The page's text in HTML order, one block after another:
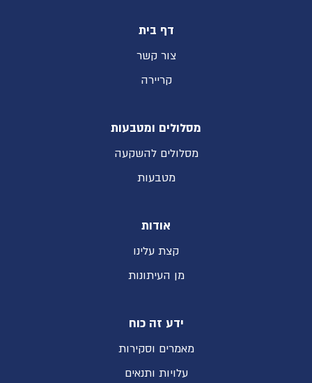
דף בית
צור קשר
קריירה
מסלולים ומטבעות
מסלולים להשקעה
מטבעות
אודות
קצת עלינו
מן העיתונות
ידע זה כוח
מאמרים וסקירות
עלויות ותנאים